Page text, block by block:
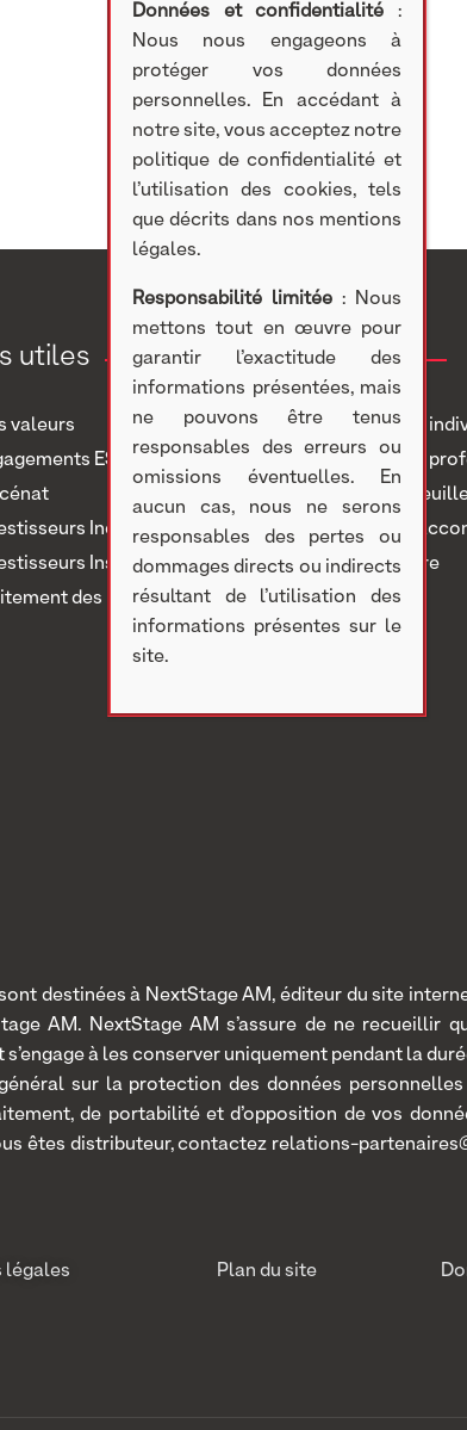
utiles
valeurs
ESG
Individuels
Institutionnels
des réclamations
Investir
Investisseurs
Investisseurs
Notre
Nous avons
Nous rejoindre
destinées à NextStage AM, éditeur du site
AM. NextStage AM s’assure de ne recueillir
à les conserver uniquement pendant la
sur la protection des données personnelles
de portabilité et d’opposition de vos
êtes distributeur, contactez relations-
légales Plan du site
Données et confidentialité :
Nous nous engageons à
protéger vos données
personnelles. En accédant à
notre site, vous acceptez notre
politique de confidentialité et
l’utilisation des cookies, tels
que décrits dans nos mentions
légales.
Responsabilité limitée: Nous
mettons tout en œuvre pour
garantir l’exactitude des
informations présentées, mais
ne pouvons être tenus
responsables des erreurs ou
omissions éventuelles. En
aucun cas, nous ne serons
responsables des pertes ou
dommages directs ou indirects
résultant de l’utilisation des
informations présentes sur le
site.